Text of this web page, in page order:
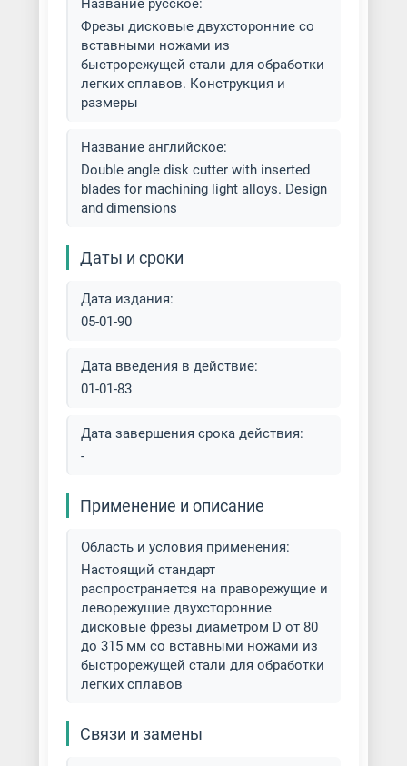
Фрезерование вертикальных и
горизонтальных поверхностей
Фрезерование наклонных
поверхностей
Фрезерование фланца
Фрезеровка алюминия
Фрезеровка деталей на заказ
Фрезеровка заготовок
Фрезеровка металла
Фрезеровка металлов разных
типов
Фрезеровка на вертикально-
фрезерных станках
Фрезеровка на горизонтально-
фрезерных станках
Фрезеровка отверстий в
Название русское:
Фрезы дисковые двухсторонние со
вставными ножами из
быстрорежущей стали для обработки
легких сплавов. Конструкция и
размеры
Название английское:
Double angle disk cutter with inserted
blades for machining light alloys. Design
and dimensions
Даты и сроки
Дата издания:
05-01-90
Дата введения в действие:
01-01-83
Дата завершения срока действия:
-
Применение и описание
Область и условия применения:
Настоящий стандарт
распространяется на праворежущие и
леворежущие двухсторонние
дисковые фрезы диаметром D от 80
до 315 мм со вставными ножами из
быстрорежущей стали для обработки
легких сплавов
Связи и замены